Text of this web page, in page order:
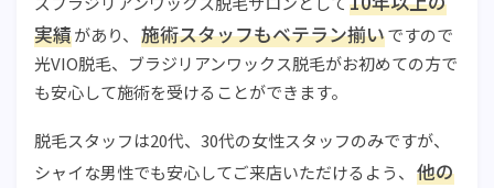
実績があり、 施術スタッフもベテラン揃いですので
光VIO脱毛、ブラジリアンワックス脱毛がお初めての方で
も安心して施術を受けることができます。
脱毛スタッフは20代、30代の女性スタッフのみですが、
シャイな男性でも安心してご来店いただけるよう、 他の